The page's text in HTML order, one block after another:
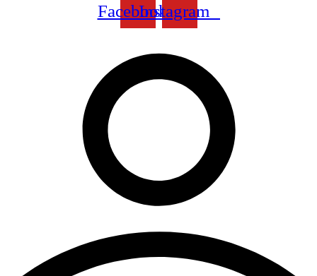
FacebookInstagram